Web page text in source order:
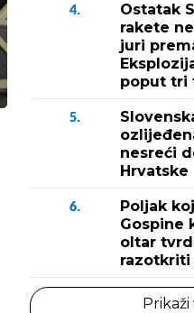
4.
Ostatak
rakete
juri
poput tri
5.
nesreći
Hrvatske
6.
Poljak
Gospine
oltar
razotkriti
Prikaži